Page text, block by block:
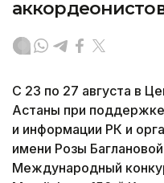
С 23 по 27 августа в
Астаны при
и информации РК и
имени Розы
Международный